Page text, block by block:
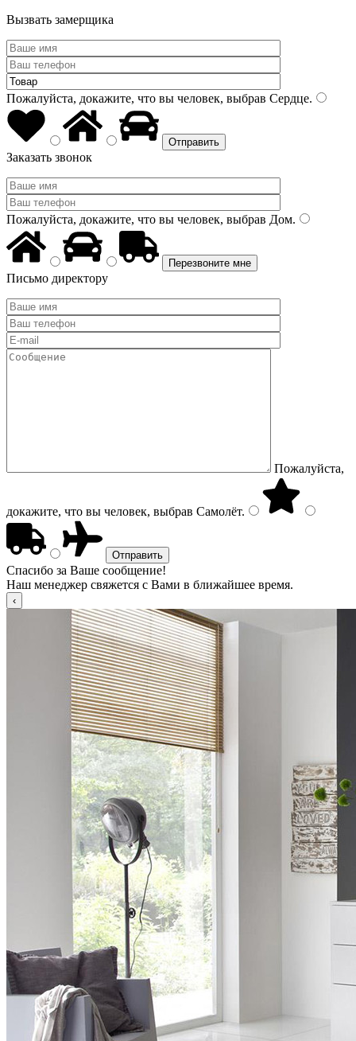
Вызвать замерщика
Пожалуйста, докажите, что вы человек, выбрав Сердце.
Заказать звонок
Пожалуйста, докажите, что вы человек, выбрав Дом.
Письмо директору
Пожалуйста,
докажите, что вы человек, выбрав Самолёт.
Спасибо за Ваше сообщение!
Наш менеджер свяжется с Вами в ближайшее время.